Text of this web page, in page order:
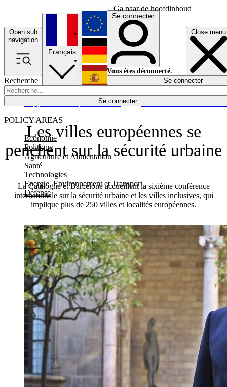
Ga naar de hoofdinhoud
Open sub
navigation
Close menu
Recherche
Se connecter
POLICY AREAS
Economie
Politique
Agriculture et Alimentation
Santé
Technologies
Energie, Environnement et Transport
Défense
Économie
Français
English
Deutsch
Español
Se connecter
Vous êtes déconnecté.
Se connecter
Les villes européennes se
penchent sur la sécurité urbaine
La Catalogne et Barcelone accueillent la sixième conférence
internationale sur la sécurité urbaine et les villes inclusives, qui
implique plus de 250 villes et localités européennes.